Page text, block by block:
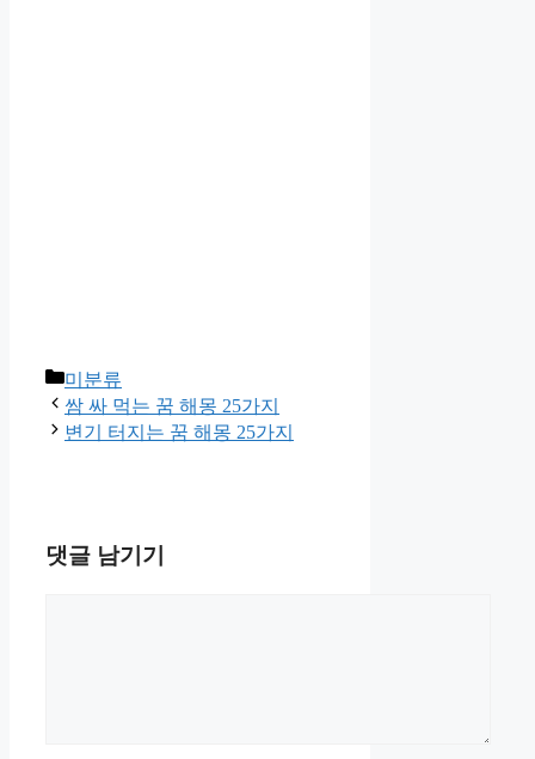
카
테
고
미분류
쌈 싸 먹는 꿈 해몽 25가지
변기 터지는 꿈 해몽 25가지
댓글 남기기